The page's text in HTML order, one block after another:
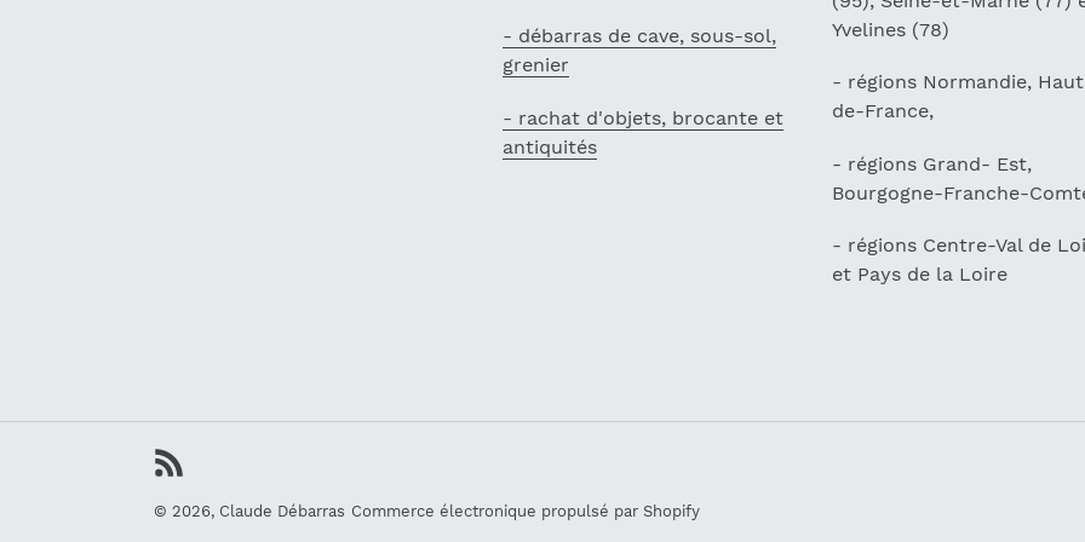
- débarras de cave, sous-sol,
grenier
- rachat d'objets, brocante et
antiquités
Yvelines (78)
- régions Normandie,
de-France,
- régions Grand- Est,
Bourgogne-Franche-
- régions Centre-Val de
et Pays de la Loire
© 2026, Claude Débarras Commerce électronique propulsé par Shopify